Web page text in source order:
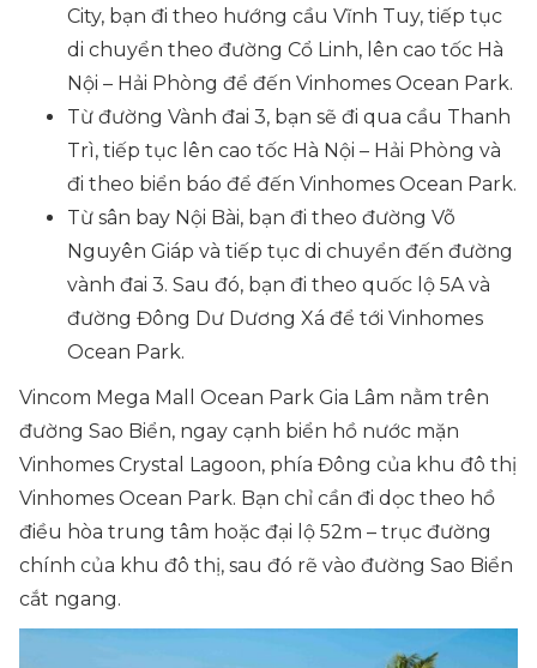
City, bạn đi theo hướng cầu Vĩnh Tuy, tiếp tục
di chuyển theo đường Cổ Linh, lên cao tốc Hà
Nội – Hải Phòng để đến Vinhomes Ocean Park.
Từ đường Vành đai 3, bạn sẽ đi qua cầu Thanh
Trì, tiếp tục lên cao tốc Hà Nội – Hải Phòng và
đi theo biển báo để đến Vinhomes Ocean Park.
Từ sân bay Nội Bài, bạn đi theo đường Võ
Nguyên Giáp và tiếp tục di chuyển đến đường
vành đai 3. Sau đó, bạn đi theo quốc lộ 5A và
đường Đông Dư Dương Xá để tới Vinhomes
Ocean Park.
Vincom Mega Mall Ocean Park Gia Lâm nằm trên
đường Sao Biển, ngay cạnh biển hồ nước mặn
Vinhomes Crystal Lagoon, phía Đông của khu đô thị
Vinhomes Ocean Park. Bạn chỉ cần đi dọc theo hồ
điều hòa trung tâm hoặc đại lộ 52m – trục đường
chính của khu đô thị, sau đó rẽ vào đường Sao Biển
cắt ngang.